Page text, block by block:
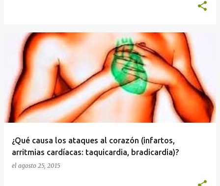
¿Qué causa los ataques al corazón (infartos,
arritmias cardíacas: taquicardia, bradicardia)?
el agosto 25, 2015